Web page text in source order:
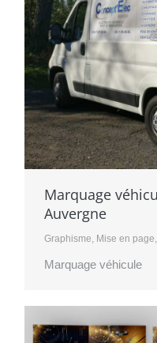
Marquage
Auvergne
Graphisme Mise en page
Marquage véhicule